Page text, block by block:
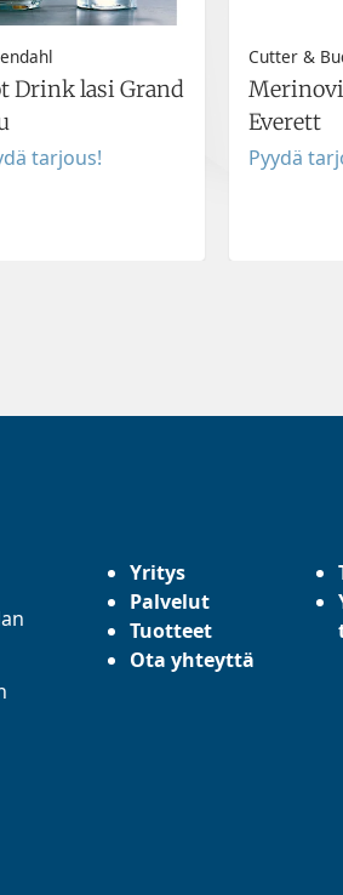
Drink lasi Grand
tarjous!
Cutter &
Everett
Pyydä
Yritys
Palvelut
Tuotteet
Ota yhteyttä